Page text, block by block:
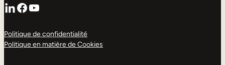
LinkedIn
Facebook
YouTube
Politique de confidentialité
Politique en matière de Cookies